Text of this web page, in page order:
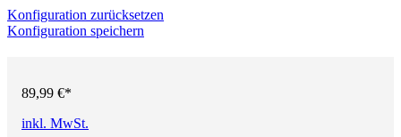
Konfiguration zurücksetzen
Konfiguration speichern
89,99 €*
inkl. MwSt.